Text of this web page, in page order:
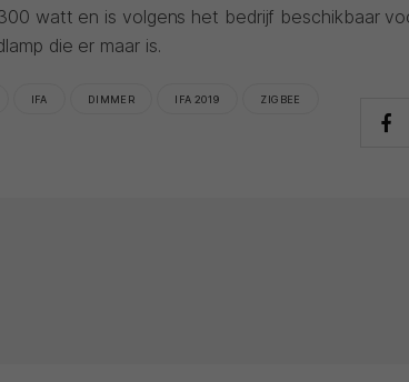
watt en is volgens het bedrijf beschikbaar
die er maar is.
IFA DIMMER IFA 2019 ZIGBEE